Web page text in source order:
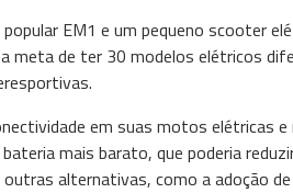
EM1 e um pequeno scooter
meta de ter 30 modelos elétricos
em suas motos elétricas
mais barato, que poderia
alternativas, como a adoção